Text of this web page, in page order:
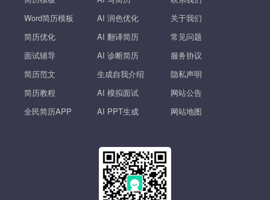
Word简历模板
简历优化
面试辅导
简历范文
简历教程
全民简历APP
AI 润色优化
AI 翻译简历
AI 诊断简历
生成自我介绍
AI 模拟面试
AI PPT生成
关于我们
常见问题
服务协议
隐私声明
网站公告
网站地图